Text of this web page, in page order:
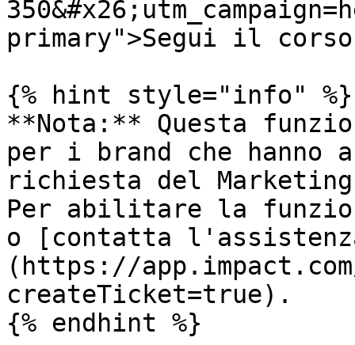
primary">Segui il corso
{% hint style="info" %}
**Nota:** Questa
per i brand che
richiesta del Marketing
Per abilitare la
o [contatta
(https://
createTicket=true).
{% endhint %}